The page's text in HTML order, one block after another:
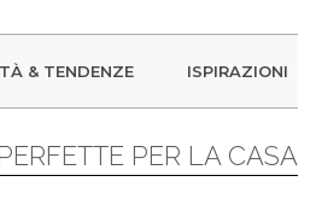
& TENDENZE ISPIRAZIONI
PER LA CASA